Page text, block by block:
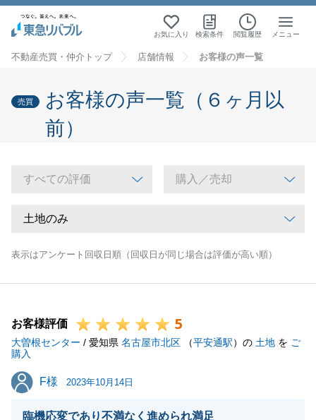
お気に入り 検索条件 閲覧履歴 メニュー
不動産売買・仲介トップ 店舗情報 お客様の声一覧
売買
お客様の声一覧（６ヶ月以
前）
表示はアンケート回収日順（回収日が同じ場合は評価が高い順）
お客様評価 5
大曽根センター / 愛知県 名古屋市北区 （平安通駅）の 土地 を ご
購入
F様
F様 2023年10月14日
臨機応変であり不満なく進められ満足